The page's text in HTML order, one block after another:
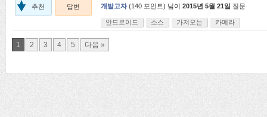
추천 답변 개발고자 (140 포인트) 님이 2015년 5월 21일 질문
안드로이드 소스 가져오는 카메라
1 2 3 4 5 다음 »